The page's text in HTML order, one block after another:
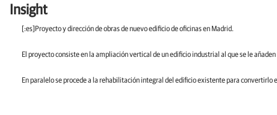
Insight
[:es]Proyecto y dirección de obras de nuevo edificio de oficinas en Madrid.
El proyecto consiste en la ampliación vertical de un edificio industrial al que se le añaden
En paralelo se procede a la rehabilitación integral del edificio existente para convertirlo